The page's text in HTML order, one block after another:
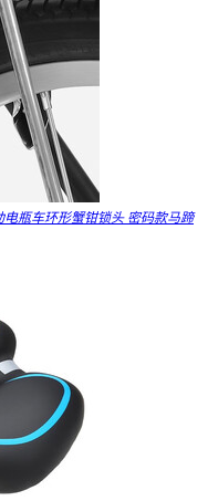
瓶车环形蟹钳锁头 密码款马蹄